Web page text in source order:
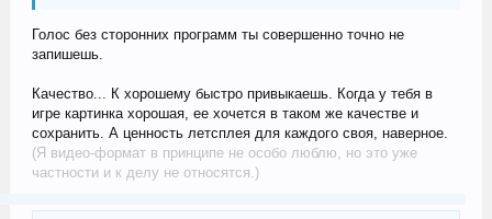
Голос без сторонних программ ты совершенно точно не
запишешь.
Качество... К хорошему быстро привыкаешь. Когда у тебя в
игре картинка хорошая, ее хочется в таком же качестве и
сохранить. А ценность летсплея для каждого своя, наверное.
(Я видео-формат в принципе не особо люблю, но это уже
частности и к делу не относятся.)